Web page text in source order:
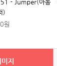
- Jumper(아동
)
원
지